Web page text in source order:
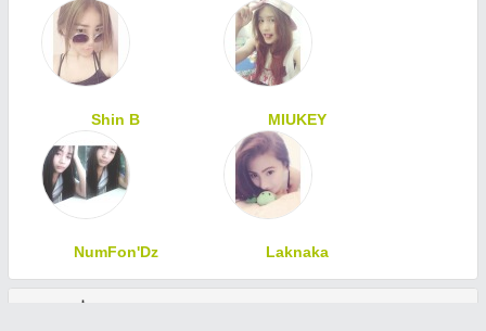
Shin B MIUKEY
NumFon'Dz Laknaka